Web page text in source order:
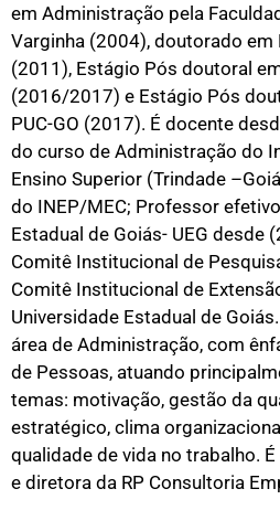
em Administração pela
Varginha (2004), doutorado em
(2011), Estágio Pós doutoral
(2016/2017) e Estágio Pós
PUC-GO (2017). É docente
do curso de Administração do
Ensino Superior (Trindade
do INEP/MEC; Professor
Estadual de Goiás- UEG desde
Comitê Institucional de
Comitê Institucional de
Universidade Estadual de
área de Administração, com
de Pessoas, atuando
temas: motivação, gestão da
estratégico, clima
qualidade de vida no trabalho.
e diretora da RP Consultoria